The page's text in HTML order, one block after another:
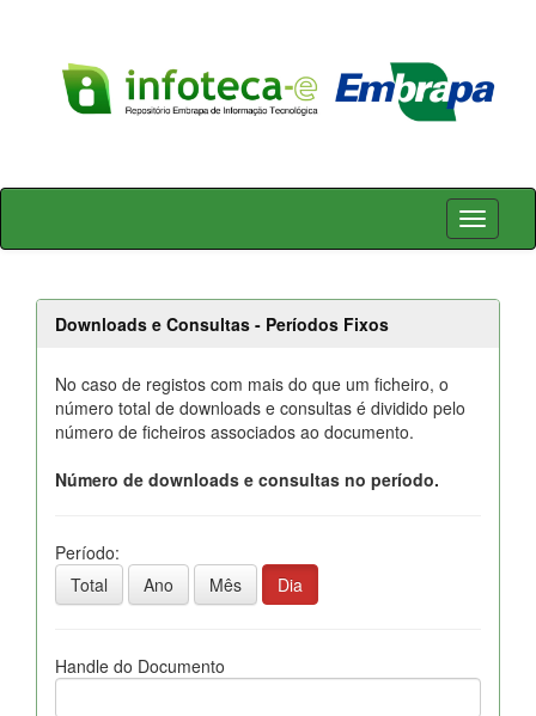
Skip
Downloads e Consultas - Períodos Fixos
No caso de registos com mais do que um ficheiro, o
número total de downloads e consultas é dividido pelo
número de ficheiros associados ao documento.
Número de downloads e consultas no período.
Período:
Total
Ano Mês Dia
Handle do Documento